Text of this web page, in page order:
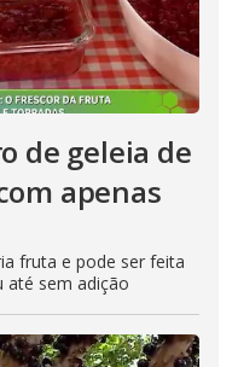
de geleia de
apenas
fruta e pode ser feita
até sem adição